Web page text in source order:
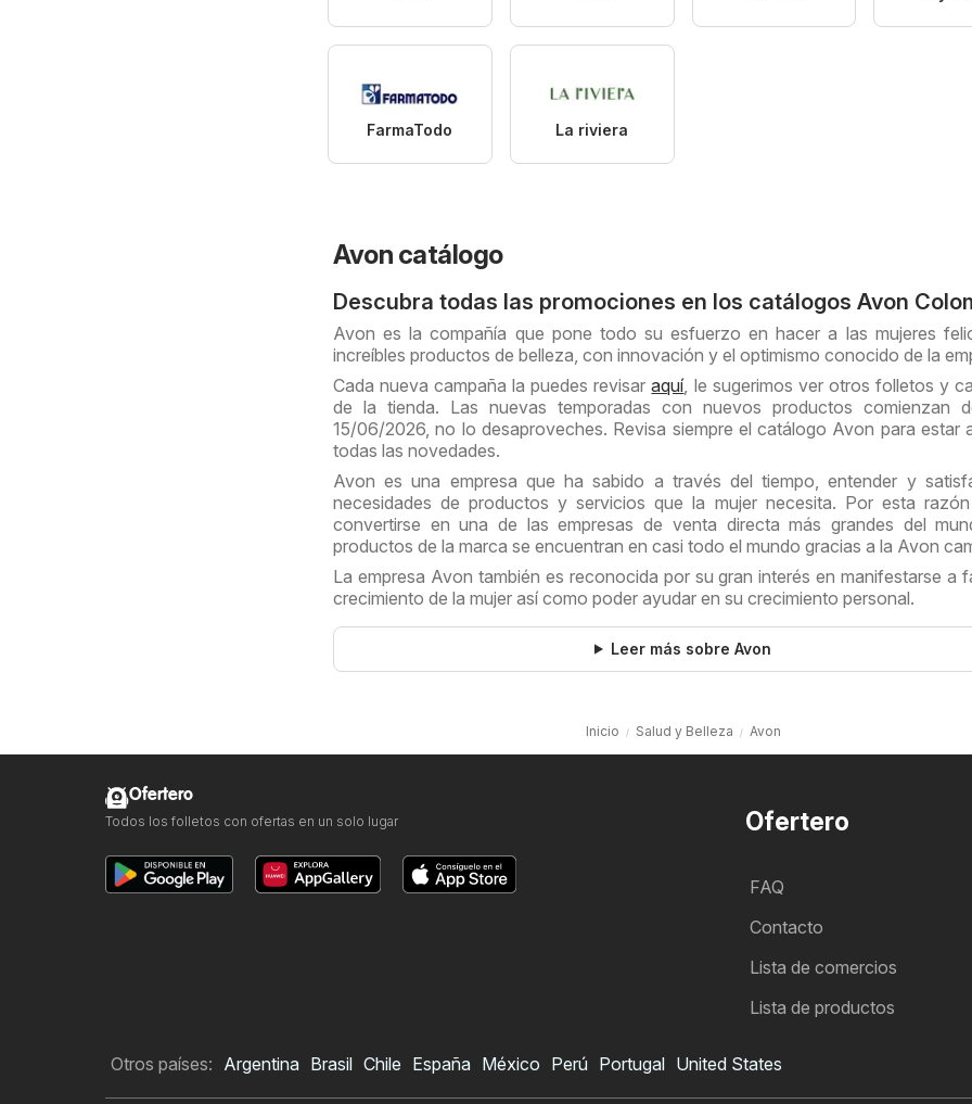
FarmaTodo La riviera
Avon catálogo
Descubra todas las promociones en los catálogos Avon
Avon es la compañía que pone todo su esfuerzo en hacer a las mujeres
increíbles productos de belleza, con innovación y el optimismo conocido de la
Cada nueva campaña la puedes revisaraquí, le sugerimos ver otros folletos y
de la tienda. Las nuevas temporadas con nuevos productos comienzan
15/06/2026, no lo desaproveches. Revisa siempre el catálogo Avon para estar
todas las novedades.
Avon es una empresa que ha sabido a través del tiempo, entender y
necesidades de productos y servicios que la mujer necesita. Por esta
convertirse en una de las empresas de venta directa más grandes del
productos de la marca se encuentran en casi todo el mundo gracias a la Avon
La empresa Avon también es reconocida por su gran interés en manifestarse a
crecimiento de la mujer así como poder ayudar en su crecimiento personal.
Leer más sobre Avon
Inicio Salud y Belleza Avon
Ofertero
FAQ
Contacto
Lista de comercios
Lista de productos
Ofertero
Todos los folletos con ofertas en un solo lugar
Otros países: Argentina Brasil Chile España México Perú Portugal United States